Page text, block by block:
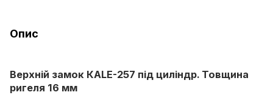
Опис
Верхній замок КАLE-257 під циліндр. Товщина
ригеля 16 мм